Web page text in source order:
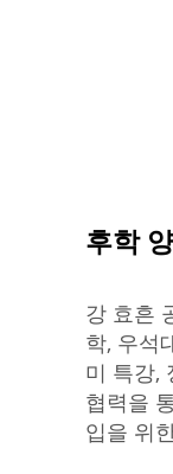
후학
강 효흔
학, 우석
미 특강,
협력을
입을 위